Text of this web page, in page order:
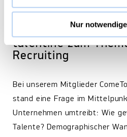
Nur
Mitglieder
talentine zum
Recruiting
Bei unserem Mitglieder
stand eine Frage im
Unternehmen umtreibt: Wie
Talente? Demographischer